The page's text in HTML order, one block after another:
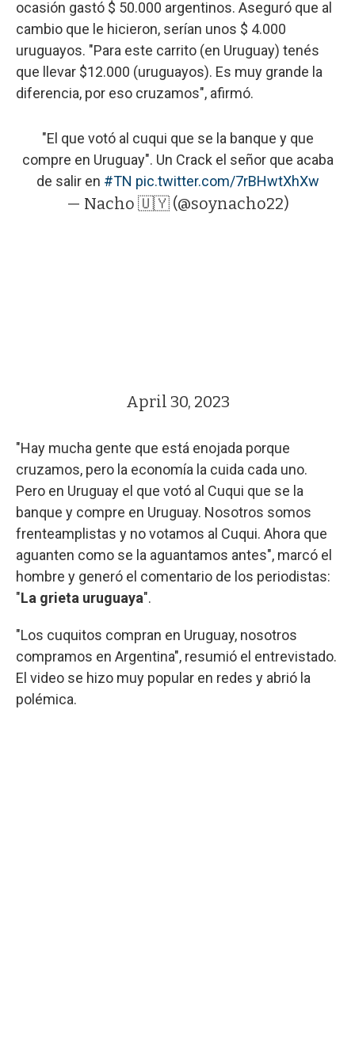
ocasión gastó $ 50.000 argentinos. Aseguró que al
cambio que le hicieron, serían unos $ 4.000
uruguayos. "Para este carrito (en Uruguay) tenés
que llevar $12.000 (uruguayos). Es muy grande la
diferencia, por eso cruzamos", afirmó.
"El que votó al cuqui que se la banque y que
compre en Uruguay". Un Crack el señor que acaba
de salir en #TN pic.twitter.com/7rBHwtXhXw
— Nacho 🇺🇾 (@soynacho22)
April 30, 2023
"Hay mucha gente que está enojada porque
cruzamos, pero la economía la cuida cada uno.
Pero en Uruguay el que votó al Cuqui que se la
banque y compre en Uruguay. Nosotros somos
frenteamplistas y no votamos al Cuqui. Ahora que
aguanten como se la aguantamos antes", marcó el
hombre y generó el comentario de los periodistas:
"La grieta uruguaya".
"Los cuquitos compran en Uruguay, nosotros
compramos en Argentina", resumió el entrevistado.
El video se hizo muy popular en redes y abrió la
polémica.